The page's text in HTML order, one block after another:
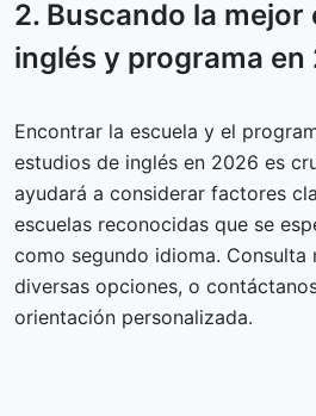
2. Buscando la mejor
inglés y programa en
Encontrar la escuela y el
estudios de inglés en 2026 es
ayudará a considerar factores
escuelas reconocidas que se
como segundo idioma. Consulta
diversas opciones, o
orientación personalizada.